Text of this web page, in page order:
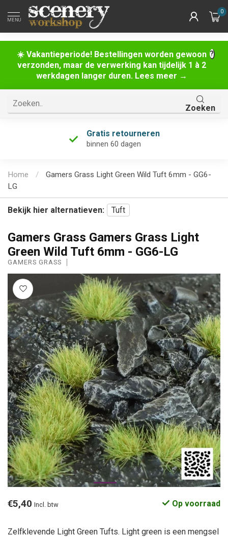
☀️ Vakantieperiode! Bestellingen worden gewoon
verzonden, maar de verwerking kan tijdelijk 1 à 2
werkdagen langer duren. Lees meer →
MENU
0
Zoeken
Gratis retourneren
binnen 60 dagen
Home /
Gamers Grass Light Green Wild Tuft 6mm - GG6-
LG
Bekijk hier alternatieven: Tuft
Gamers Grass Gamers Grass Light
Green Wild Tuft 6mm - GG6-LG
GAMERS GRASS
€5,40 Incl. btw Op voorraad
Zelfklevende Light Green Tufts. Light green is een mengsel